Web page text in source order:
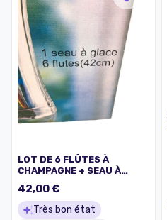
LOT DE 6 FLÛTES À
CHAMPAGNE + SEAU À
GLACE
42,00 €
Très bon état